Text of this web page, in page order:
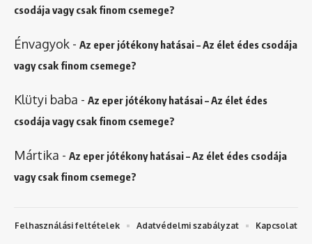
csodája vagy csak finom csemege?
Énvagyok - Az eper jótékony hatásai – Az élet édes csodája
vagy csak finom csemege?
Klütyi baba - Az eper jótékony hatásai – Az élet édes
csodája vagy csak finom csemege?
Mártika - Az eper jótékony hatásai – Az élet édes csodája
vagy csak finom csemege?
Felhasználási feltételek Adatvédelmi szabályzat Kapcsolat